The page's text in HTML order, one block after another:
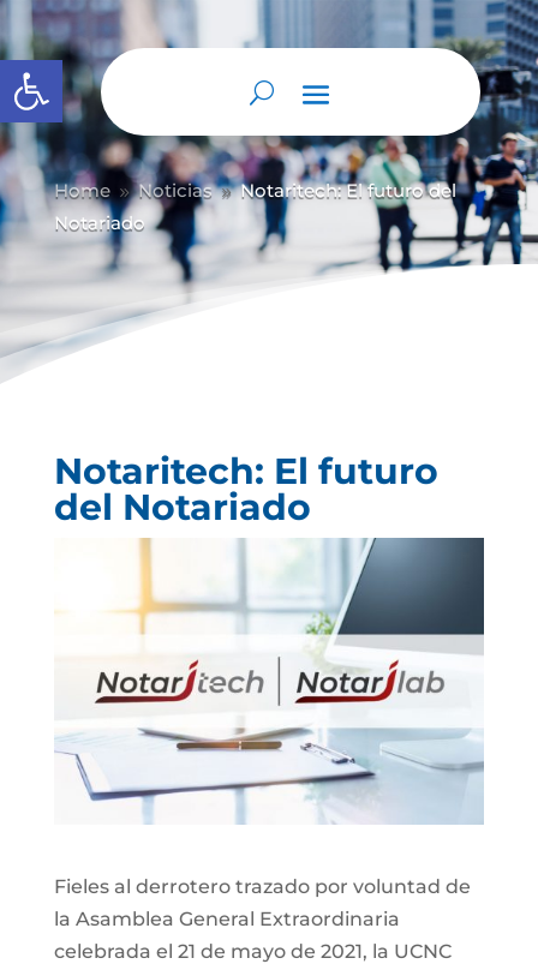
Abrir barra de herramientas
Home 9 Noticias 9 Notaritech: El futuro del
Notariado
Notaritech: El futuro
del Notariado
Fieles al derrotero trazado por voluntad de
la Asamblea General Extraordinaria
celebrada el 21 de mayo de 2021, la UCNC